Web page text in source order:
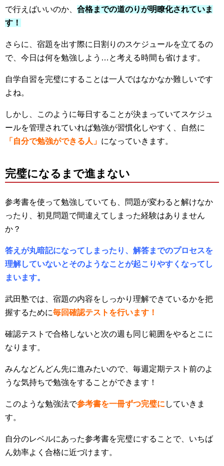
で行えばいいのか、 合格までの道のりが明瞭化されていま
す！
さらに、宿題を出す際に日割りのスケジュールを立てるの
で、今日は何を勉強しよう…と考える時間も省けます。
自学自習を完璧にすることは一人ではなかなか難しいです
よね。
しかし、このように毎日することが決まっていてスケジュ
ールを管理されていれば勉強が習慣化しやすく、自然に
「自分で勉強ができる人」 になっていきます。
完璧になるまで進まない
参考書を使って勉強していても、問題が変わると解けなか
ったり、初見問題で間違えてしまった経験はありません
か？
答えが丸暗記になってしまったり、解答までのプロセスを
理解していないとそのようなことが起こりやすくなってし
まいます。
武田塾では、宿題の内容をしっかり理解できているかを把
握するために毎回確認テストを行います！
確認テストで合格しないと次の週も同じ範囲をやるとこに
なります。
みんなどんどん先に進みたいので、毎週定期テスト前のよ
うな気持ちで勉強をすることができます！
このような勉強法で参考書を一冊ずつ完璧に していきま
す。
自分のレベルにあった参考書を完璧にすることで、いちば
ん効率よく合格に近づけます。